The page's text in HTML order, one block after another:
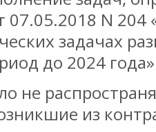
07.05.2018 N
задачах
до 2024
не
из